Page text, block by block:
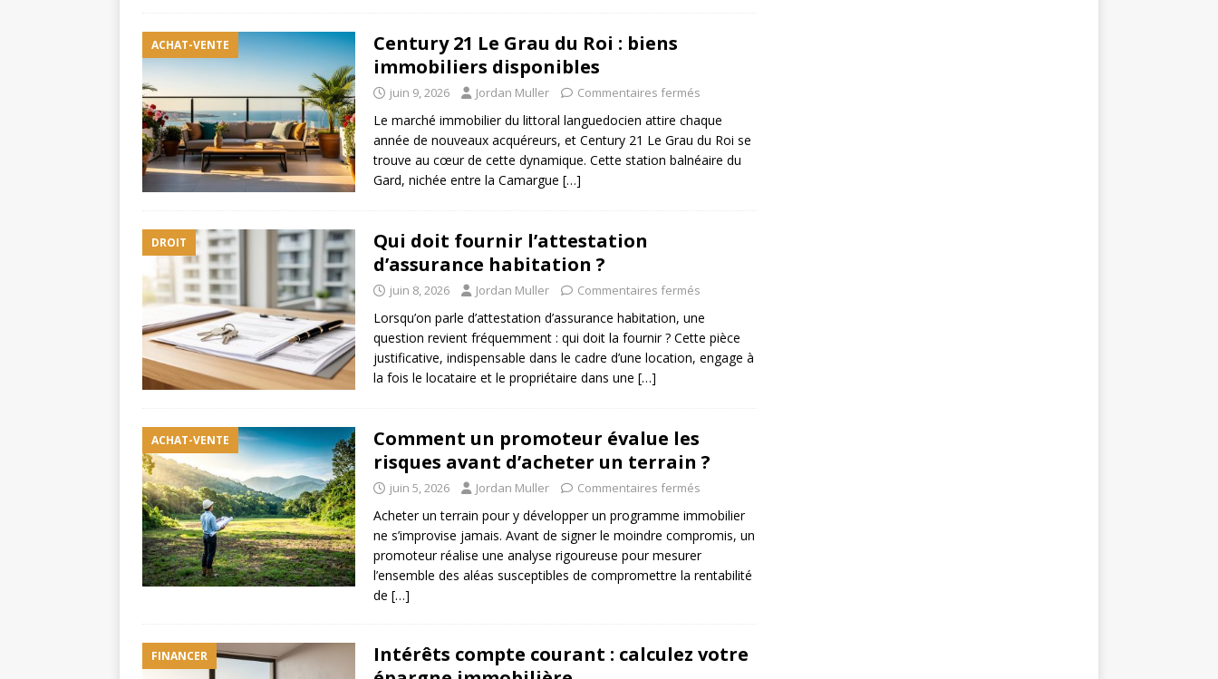
ACHAT-VENTE
Century 21 Le Grau du Roi : biens
immobiliers disponibles
juin 9, 2026 Jordan Muller Commentaires fermés
Le marché immobilier du littoral languedocien attire chaque
année de nouveaux acquéreurs, et Century 21 Le Grau du Roi se
trouve au cœur de cette dynamique. Cette station balnéaire du
Gard, nichée entre la Camargue […]
DROIT
Qui doit fournir l’attestation
d’assurance habitation ?
juin 8, 2026 Jordan Muller Commentaires fermés
Lorsqu’on parle d’attestation d’assurance habitation, une
question revient fréquemment : qui doit la fournir ? Cette pièce
justificative, indispensable dans le cadre d’une location, engage à
la fois le locataire et le propriétaire dans une […]
ACHAT-VENTE
Comment un promoteur évalue les
risques avant d’acheter un terrain ?
juin 5, 2026 Jordan Muller Commentaires fermés
Acheter un terrain pour y développer un programme immobilier
ne s’improvise jamais. Avant de signer le moindre compromis, un
promoteur réalise une analyse rigoureuse pour mesurer
l’ensemble des aléas susceptibles de compromettre la rentabilité
de […]
FINANCER
Intérêts compte courant : calculez votre